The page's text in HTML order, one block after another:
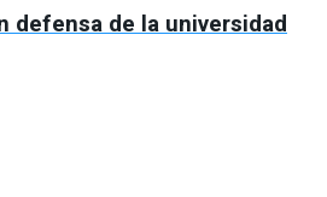
defensa de la universidad